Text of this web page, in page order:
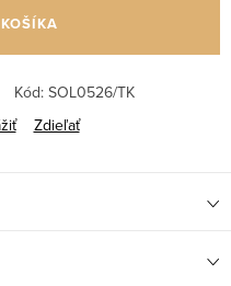
Kód: SOL0526/TK
Zdieľať